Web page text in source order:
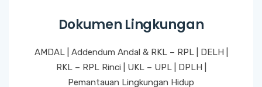
Dokumen Lingkungan
AMDAL | Addendum Andal & RKL – RPL | DELH |
RKL – RPL Rinci | UKL – UPL | DPLH |
Pemantauan Lingkungan Hidup